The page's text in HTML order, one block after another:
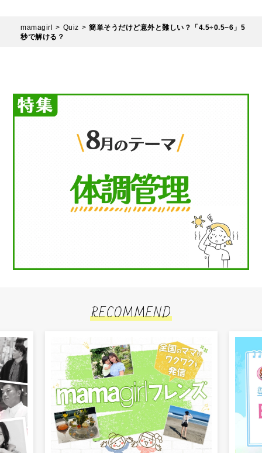
mamagirl Quiz
簡単そうだけど意外と難しい？「4.5÷0.5−6」5
秒で解ける？
RECOMMEND